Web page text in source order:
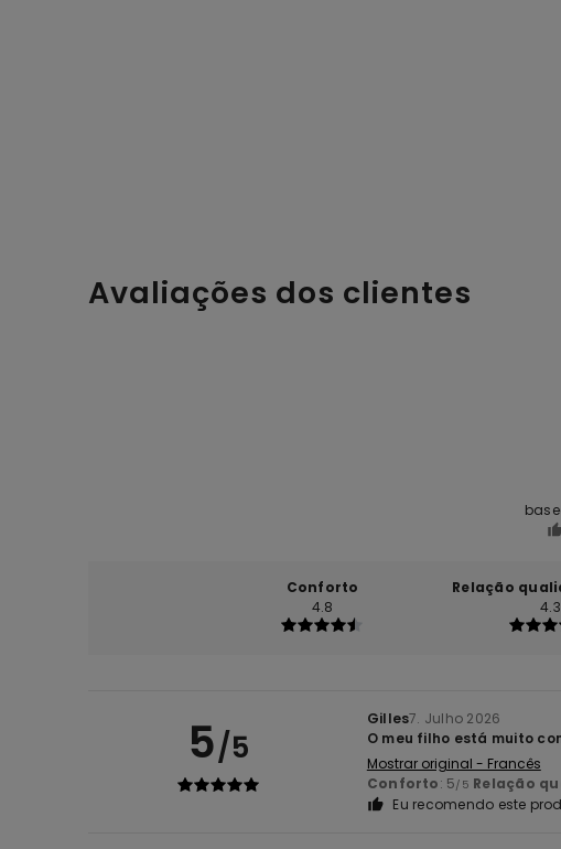
Avaliações dos clientes
Conforto
4.8
Relação
4.3
5/5
Gilles7. Julho 2026
O meu filho está muito
Mostrar original - Francês
Conforto: 5/5 Relação
Eu recomendo este